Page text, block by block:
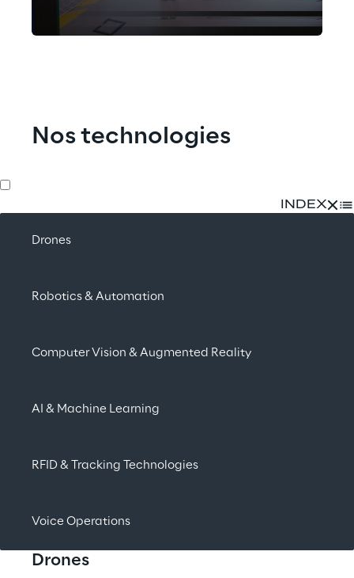
automatisées basées sur des
drones.
Nos technologies
INDEX
Drones
Robotics & Automation
Comp uter Vision & Augmented Reality
AI & Machine Learning
RFID & Tracking T echnologies
Voice Operations
Drones